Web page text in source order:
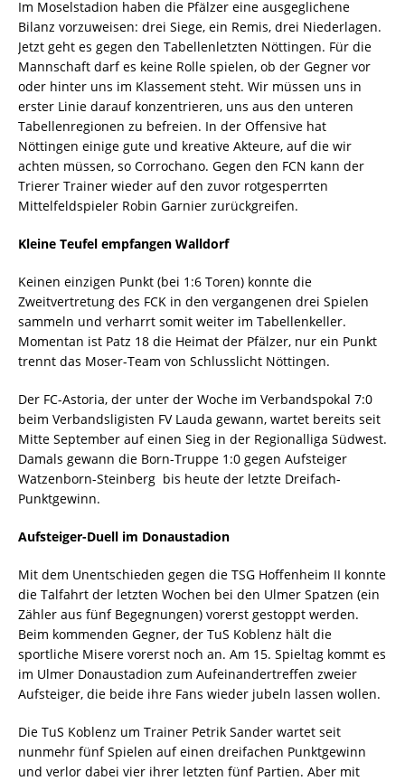
Im Moselstadion haben die Pfälzer eine ausgeglichene
Bilanz vorzuweisen: drei Siege, ein Remis, drei Niederlagen.
Jetzt geht es gegen den Tabellenletzten Nöttingen. Für die
Mannschaft darf es keine Rolle spielen, ob der Gegner vor
oder hinter uns im Klassement steht. Wir müssen uns in
erster Linie darauf konzentrieren, uns aus den unteren
Tabellenregionen zu befreien. In der Offensive hat
Nöttingen einige gute und kreative Akteure, auf die wir
achten müssen, so Corrochano. Gegen den FCN kann der
Trierer Trainer wieder auf den zuvor rotgesperrten
Mittelfeldspieler Robin Garnier zurückgreifen.
Kleine Teufel empfangen Walldorf
Keinen einzigen Punkt (bei 1:6 Toren) konnte die
Zweitvertretung des FCK in den vergangenen drei Spielen
sammeln und verharrt somit weiter im Tabellenkeller.
Momentan ist Patz 18 die Heimat der Pfälzer, nur ein Punkt
trennt das Moser-Team von Schlusslicht Nöttingen.
Der FC-Astoria, der unter der Woche im Verbandspokal 7:0
beim Verbandsligisten FV Lauda gewann, wartet bereits seit
Mitte September auf einen Sieg in der Regionalliga Südwest.
Damals gewann die Born-Truppe 1:0 gegen Aufsteiger
Watzenborn-Steinberg  bis heute der letzte Dreifach-
Punktgewinn.
Aufsteiger-Duell im Donaustadion
Mit dem Unentschieden gegen die TSG Hoffenheim II konnte
die Talfahrt der letzten Wochen bei den Ulmer Spatzen (ein
Zähler aus fünf Begegnungen) vorerst gestoppt werden.
Beim kommenden Gegner, der TuS Koblenz hält die
sportliche Misere vorerst noch an. Am 15. Spieltag kommt es
im Ulmer Donaustadion zum Aufeinandertreffen zweier
Aufsteiger, die beide ihre Fans wieder jubeln lassen wollen.
Die TuS Koblenz um Trainer Petrik Sander wartet seit
nunmehr fünf Spielen auf einen dreifachen Punktgewinn
und verlor dabei vier ihrer letzten fünf Partien. Aber mit